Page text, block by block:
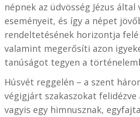
népnek az üdvösség Jézus
eseményeit, és így a népet
rendeltetésének horizontja
valamint megerősíti azon
tanúságot tegyen a
Húsvét reggelén – a szent
végigjárt szakaszokat felidézve
vagyis egy himnusznak,